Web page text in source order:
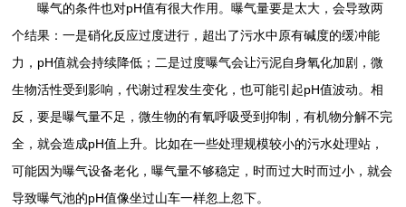
曝气的条件也对pH值有很大作用。曝气量要是太大，会导致两
个结果：一是硝化反应过度进行，超出了污水中原有碱度的缓冲能
力，pH值就会持续降低；二是过度曝气会让污泥自身氧化加剧，微
生物活性受到影响，代谢过程发生变化，也可能引起pH值波动。相
反，要是曝气量不足，微生物的有氧呼吸受到抑制，有机物分解不完
全，就会造成pH值上升。比如在一些处理规模较小的污水处理站，
可能因为曝气设备老化，曝气量不够稳定，时而过大时而过小，就会
导致曝气池的pH值像坐过山车一样忽上忽下。